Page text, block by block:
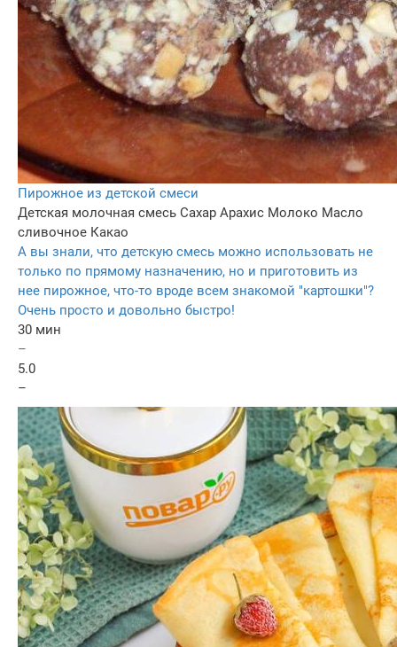
Пирожное из детской смеси
Детская молочная смесь Сахар Арахис Молоко Масло
сливочное Какао
А вы знали, что детскую смесь можно использовать не
только по прямому назначению, но и приготовить из
нее пирожное, что-то вроде всем знакомой "картошки"?
Очень просто и довольно быстро!
30 мин
–
5.0
–